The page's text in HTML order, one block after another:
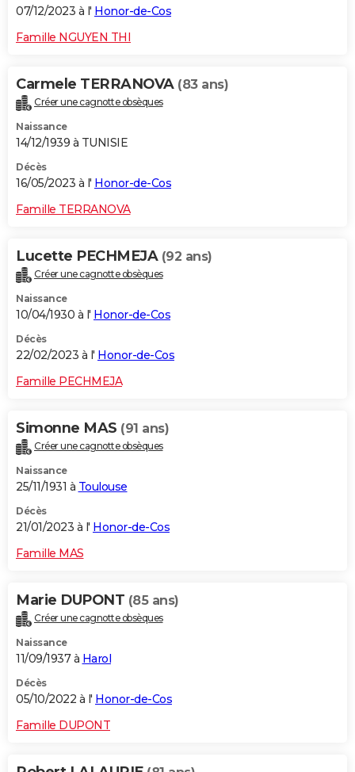
07/12/2023 à l' Honor-de-Cos
Famille NGUYEN THI
Carmele TERRANOVA (83 ans)
Créer une cagnotte obsèques
Naissance
14/12/1939 à TUNISIE
Décès
16/05/2023 à l' Honor-de-Cos
Famille TERRANOVA
Lucette PECHMEJA (92 ans)
Créer une cagnotte obsèques
Naissance
10/04/1930 à l' Honor-de-Cos
Décès
22/02/2023 à l' Honor-de-Cos
Famille PECHMEJA
Simonne MAS (91 ans)
Créer une cagnotte obsèques
Naissance
25/11/1931 à Toulouse
Décès
21/01/2023 à l' Honor-de-Cos
Famille MAS
Marie DUPONT (85 ans)
Créer une cagnotte obsèques
Naissance
11/09/1937 à Harol
Décès
05/10/2022 à l' Honor-de-Cos
Famille DUPONT